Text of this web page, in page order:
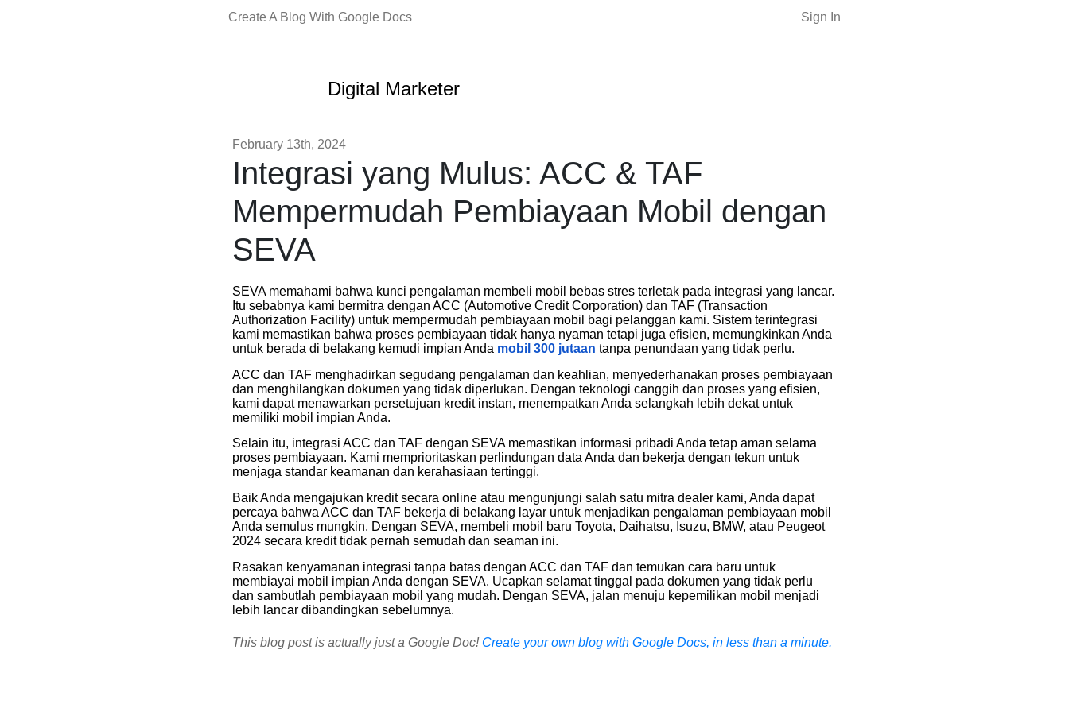
Create A Blog With Google Docs Sign In
Digital Marketer
February 13th, 2024
Integrasi yang Mulus: ACC & TAF
Mempermudah Pembiayaan Mobil dengan
SEVA
SEVA memahami bahwa kunci pengalaman membeli mobil bebas stres terletak pada integrasi yang lancar.
Itu sebabnya kami bermitra dengan ACC (Automotive Credit Corporation) dan TAF (Transaction
Authorization Facility) untuk mempermudah pembiayaan mobil bagi pelanggan kami. Sistem terintegrasi
kami memastikan bahwa proses pembiayaan tidak hanya nyaman tetapi juga efisien, memungkinkan Anda
untuk berada di belakang kemudi impian Anda mobil 300 jutaan tanpa penundaan yang tidak perlu.
ACC dan TAF menghadirkan segudang pengalaman dan keahlian, menyederhanakan proses pembiayaan
dan menghilangkan dokumen yang tidak diperlukan. Dengan teknologi canggih dan proses yang efisien,
kami dapat menawarkan persetujuan kredit instan, menempatkan Anda selangkah lebih dekat untuk
memiliki mobil impian Anda.
Selain itu, integrasi ACC dan TAF dengan SEVA memastikan informasi pribadi Anda tetap aman selama
proses pembiayaan. Kami memprioritaskan perlindungan data Anda dan bekerja dengan tekun untuk
menjaga standar keamanan dan kerahasiaan tertinggi.
Baik Anda mengajukan kredit secara online atau mengunjungi salah satu mitra dealer kami, Anda dapat
percaya bahwa ACC dan TAF bekerja di belakang layar untuk menjadikan pengalaman pembiayaan mobil
Anda semulus mungkin. Dengan SEVA, membeli mobil baru Toyota, Daihatsu, Isuzu, BMW, atau Peugeot
2024 secara kredit tidak pernah semudah dan seaman ini.
Rasakan kenyamanan integrasi tanpa batas dengan ACC dan TAF dan temukan cara baru untuk
membiayai mobil impian Anda dengan SEVA. Ucapkan selamat tinggal pada dokumen yang tidak perlu
dan sambutlah pembiayaan mobil yang mudah. Dengan SEVA, jalan menuju kepemilikan mobil menjadi
lebih lancar dibandingkan sebelumnya.
This blog post is actually just a Google Doc! Create your own blog with Google Docs, in less than a minute.